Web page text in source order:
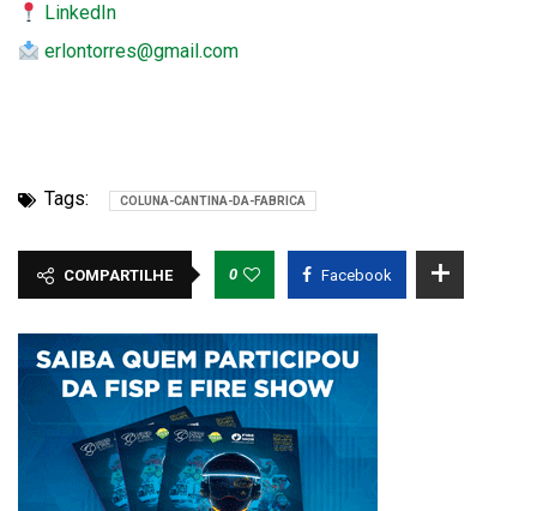
LinkedIn
erlontorres@gmail.com
Tags: COLUNA-CANTINA-DA-FABRICA
COMPARTILHE 0 Facebook